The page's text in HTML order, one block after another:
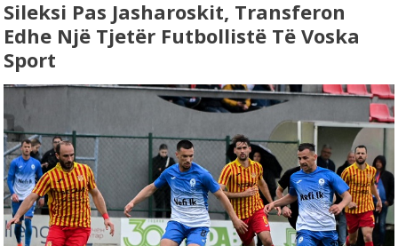
Sileksi Pas Jasharoskit, Transferon
Edhe Një Tjetër Futbollistë Të Voska
Sport